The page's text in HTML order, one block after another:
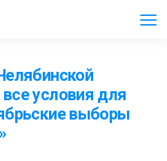
условия для
выборы